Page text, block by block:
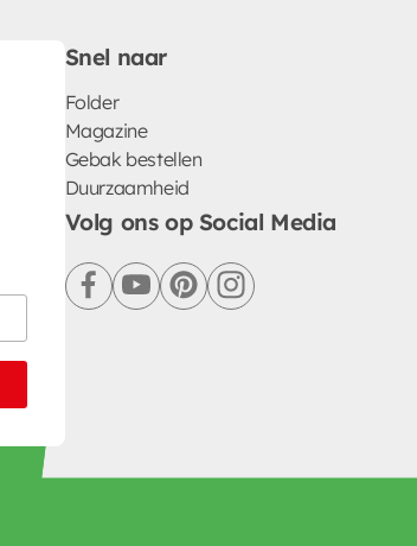
Snel naar
Folder
Magazine
Gebak bestellen
Duurzaamheid
Volg ons op Social Media
facebookyoutubepinterestinstagram